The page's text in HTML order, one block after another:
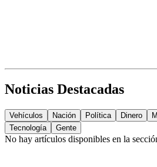
Noticias Destacadas
Vehículos Nación Política Dinero
Tecnología
Gente
No hay artículos disponibles en la